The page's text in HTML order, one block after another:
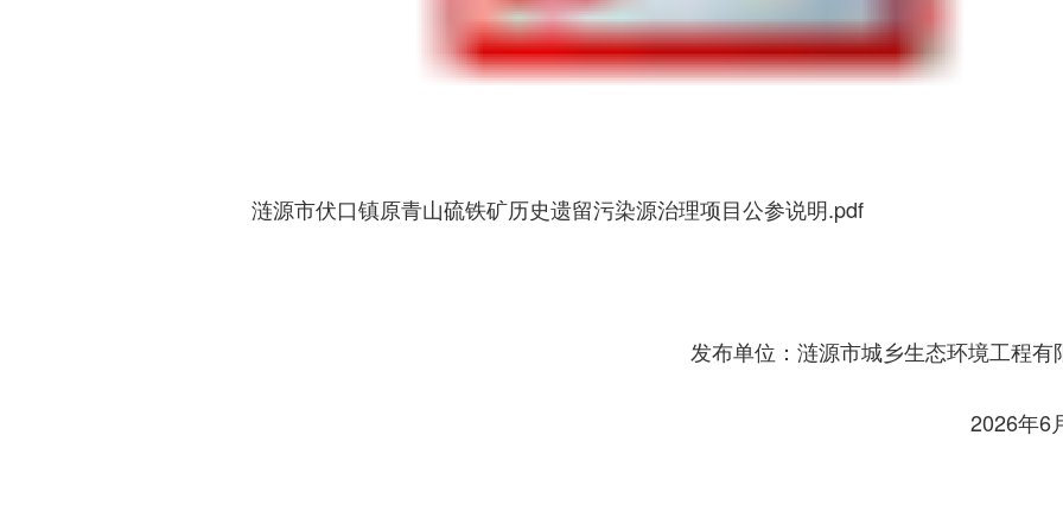
涟源市伏口镇原青山硫铁矿历史遗留污染源治理项目公参说明.pdf
发布单位：涟源市城乡生态环境工程有
2026年6